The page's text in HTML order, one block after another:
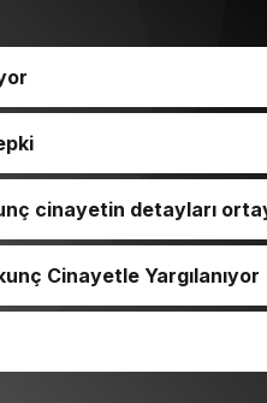
cinayetin detayları
Cinayetle Yargılanıyor